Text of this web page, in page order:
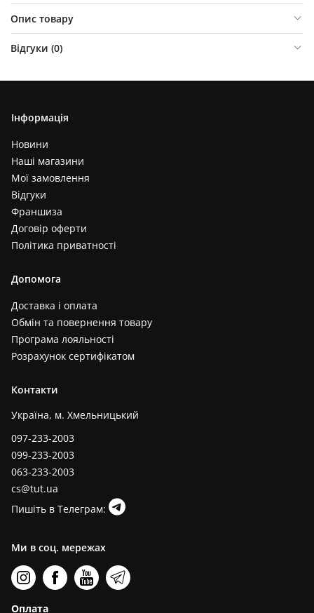
Опис товару
Відгуки (0)
Інформація
Новини
Наші магазини
Мої замовлення
Відгуки
Франшиза
Договір оферти
Політика приватності
Допомога
Доставка і оплата
Обмін та повернення товару
Програма лояльності
Розрахунок сертифікатом
Контакти
Україна, м. Хмельницький
097-233-2003
099-233-2003
063-233-2003
cs@tut.ua
Пишіть в Телеграм:
Ми в соц. мережах
Оплата